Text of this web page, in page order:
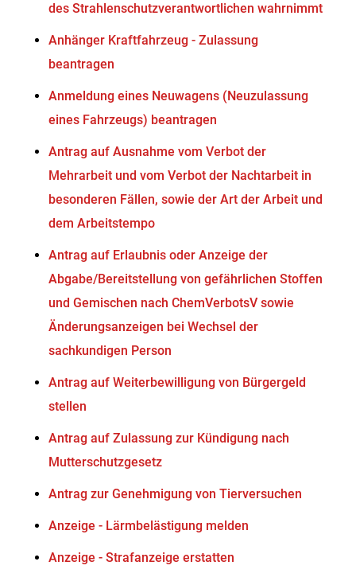
des Strahlenschutzverantwortlichen wahrnimmt
Anhänger Kraftfahrzeug - Zulassung
beantragen
Anmeldung eines Neuwagens (Neuzulassung
eines Fahrzeugs) beantragen
Antrag auf Ausnahme vom Verbot der
Mehrarbeit und vom Verbot der Nachtarbeit in
besonderen Fällen, sowie der Art der Arbeit und
dem Arbeitstempo
Antrag auf Erlaubnis oder Anzeige der
Abgabe/Bereitstellung von gefährlichen Stoffen
und Gemischen nach ChemVerbotsV sowie
Änderungsanzeigen bei Wechsel der
sachkundigen Person
Antrag auf Weiterbewilligung von Bürgergeld
stellen
Antrag auf Zulassung zur Kündigung nach
Mutterschutzgesetz
Antrag zur Genehmigung von Tierversuchen
Anzeige - Lärmbelästigung melden
Anzeige - Strafanzeige erstatten